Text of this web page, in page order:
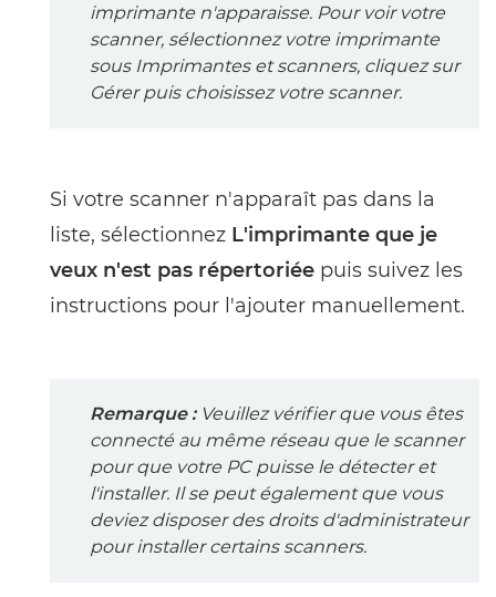
imprimante n'apparaisse. Pour voir votre
scanner, sélectionnez votre imprimante
sous Imprimantes et scanners, cliquez sur
Gérer puis choisissez votre scanner.
Si votre scanner n'apparaît pas dans la
liste, sélectionnez L'imprimante que je
veux n'est pas répertoriée puis suivez les
instructions pour l'ajouter manuellement.
Remarque :Veuillez vérifier que vous êtes
connecté au même réseau que le scanner
pour que votre PC puisse le détecter et
l'installer. Il se peut également que vous
deviez disposer des droits d'administrateur
pour installer certains scanners.